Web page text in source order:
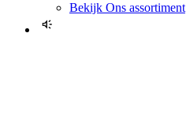
Bekijk Ons assortiment